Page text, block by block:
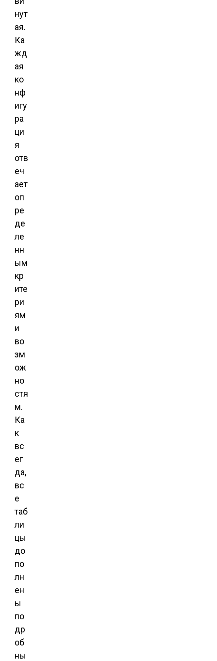
нут
ая.
Ка
жд
ая
ко
нф
игу
ра
ци
я
отв
еч
ает
оп
ре
де
ле
нн
ым
кр
ите
ри
ям
и
во
зм
ож
но
стя
м.
Ка
к
вс
ег
да,
вс
е
таб
ли
цы
до
по
лн
ен
ы
по
др
об
ны